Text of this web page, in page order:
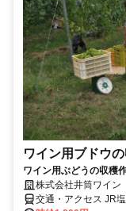
ワイン用ブドウ
ワイン用ぶどうの収穫
株式会社井筒ワイン
交通・アクセス JR